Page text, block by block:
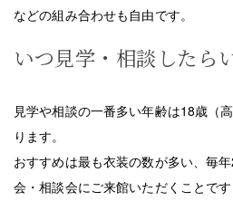
などの組み合わせも自由です。
いつ見学・相談したら
見学や相談の一番多い年齢は18歳（
ります。
おすすめは最も衣装の数が多い、毎
会・相談会にご来館いただくことです